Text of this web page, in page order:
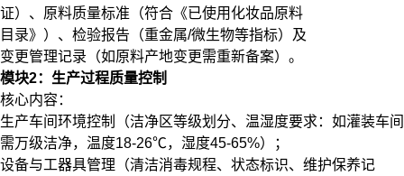
证）、原料质量标准（符合《已使用化妆品原料
目录》）、检验报告（重金属/微生物等指标）及
变更管理记录（如原料产地变更需重新备案）。
模块2：生产过程质量控制
​​核心内容​​：
生产车间环境控制（洁净区等级划分、温湿度要求：如灌装车间
需万级洁净，温度18-26℃，湿度45-65%）；
设备与工器具管理（清洁消毒规程、状态标识、维护保养记